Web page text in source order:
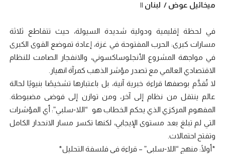
ميخائيل عوض / لبنان ||
في لحظة إقليمية ودولية شديدة السيولة، حيث تتقاطع ثلاثة
مسارات كبرى: الحرب المفتوحة في غزة، إعادة تموضع القوى الكبرى
في مواجهة المشروع الأنجلوساكسوني، والانفجار الصامت للنظام
الاقتصادي العالمي مع تصدر مؤشر الذهب كمرآة انهيار.
لا تُقدَّم بوصفها قراءة خبرية آنية، بل باعتبارها تشخيصًا بنيويًا لحالة
عالم ينتقل من نظام إلى آخر، ومن توازن إلى فوضى مضبوطة.
المفهوم المركزي الذي يحكم الخطاب هو “اللا‑سلبي”: أي المؤشرات
التي لم تبلغ بعد مستوى الإيجابي، لكنها تكسر مسار الانحدار الكامل
وتفتح احتمالات.
*أولًا: منهج “اللا‑سلبي” – قراءة في فلسفة التحليل*